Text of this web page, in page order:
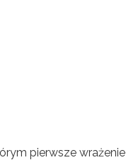
pierwsze wrażenie